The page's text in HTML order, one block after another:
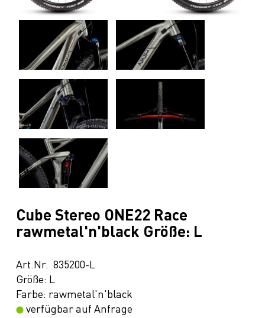
Cube Stereo ONE22 Race
rawmetal'n'black Größe: L
Art.Nr. 835200-L
Größe: L
Farbe: rawmetal'n'black
verfügbar auf Anfrage